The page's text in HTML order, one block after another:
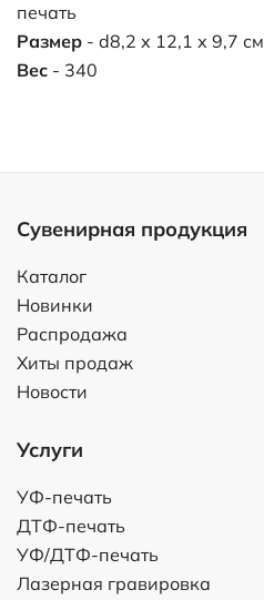
печать
Размер - d8,2 х 12,1 х 9,7 см
Вес - 340
Сувенирная продукция
Каталог
Новинки
Распродажа
Хиты продаж
Новости
Услуги
УФ-печать
ДТФ-печать
УФ/ДТФ-печать
Лазерная гравировка